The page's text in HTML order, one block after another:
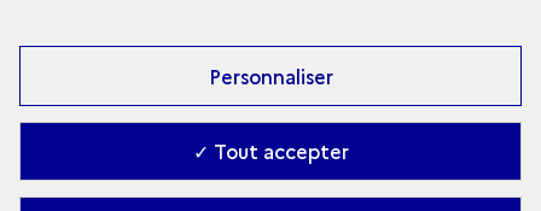
Personnaliser
✓ Tout accepter